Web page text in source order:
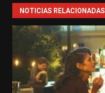
NOTICIAS RELACIONADAS